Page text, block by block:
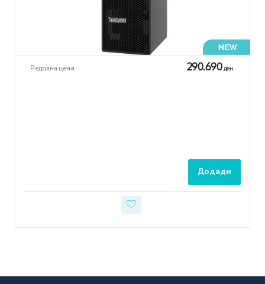
Редовна цена 290.690 ден.
Додади